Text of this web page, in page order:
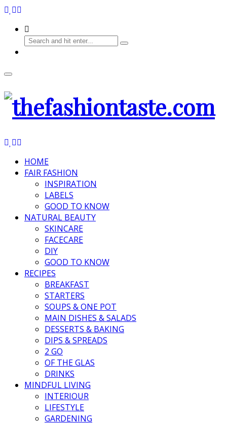
HOME
FAIR FASHION
INSPIRATION
LABELS
GOOD TO KNOW
NATURAL BEAUTY
SKINCARE
FACECARE
DIY
GOOD TO KNOW
RECIPES
BREAKFAST
STARTERS
SOUPS & ONE POT
MAIN DISHES & SALADS
DESSERTS & BAKING
DIPS & SPREADS
2 GO
OF THE GLAS
DRINKS
MINDFUL LIVING
INTERIOUR
LIFESTYLE
GARDENING